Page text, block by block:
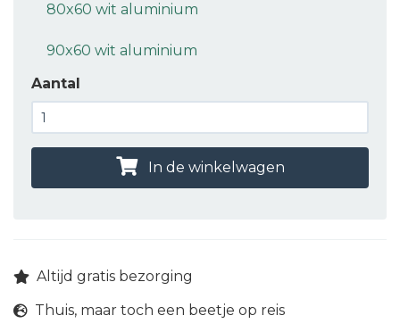
80x60 wit aluminium
90x60 wit aluminium
Aantal
In de winkelwagen
Altijd gratis bezorging
Thuis, maar toch een beetje op reis